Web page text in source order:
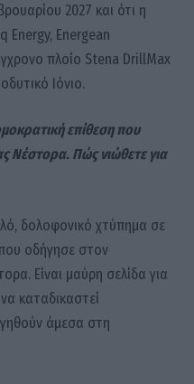
2027 και ότι η
Energy, Energean
πλοίο Stena DrillMax
Ιόνιο.
επίθεση που
Νέστορα. Πώς νιώθετε για
δολοφονικό χτύπημα σε
οδήγησε στον
Είναι μαύρη σελίδα για
καταδικαστεί
άμεσα στη